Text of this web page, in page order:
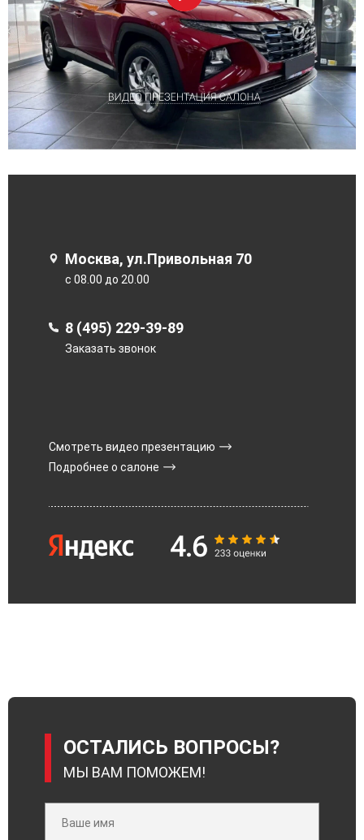
Москва, ул.Привольная 70
с 08.00 до 20.00
8 (495) 229-39-89
Заказать звонок
Смотреть видео презентацию
Подробнее о салоне
ОСТАЛИСЬ ВОПРОСЫ?
МЫ ВАМ ПОМОЖЕМ!